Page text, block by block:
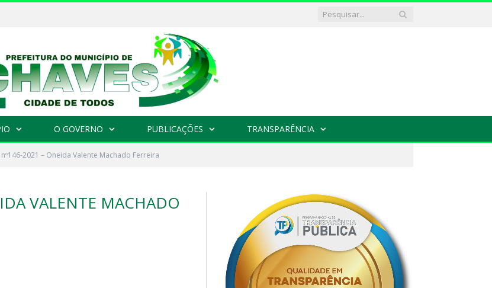
O GOVERNO PUBLICAÇÕES TRANSPARÊNCIA
2021 – Oneida Valente Machado Ferreira
VALENTE MACHADO